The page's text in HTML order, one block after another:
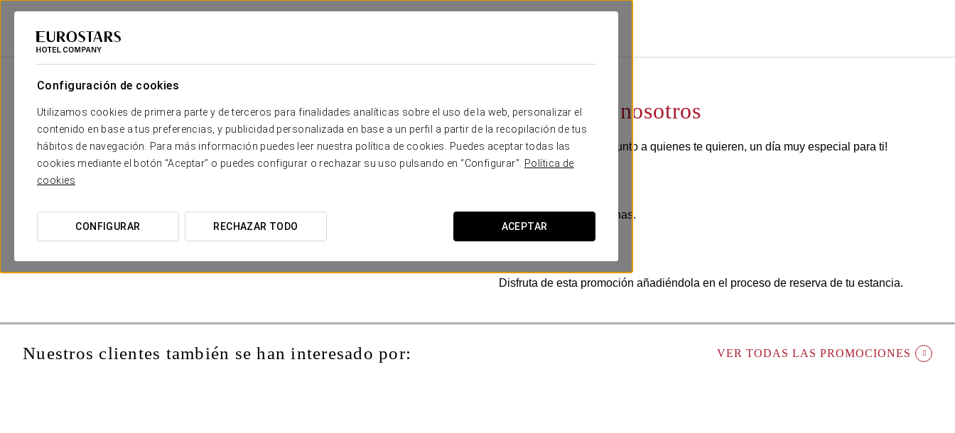
Configuración de cookies
Utilizamos cookies de primera parte y de terceros para finalidades analíticas sobre el uso de la web, personalizar el
contenido en base a tus preferencias, y publicidad personalizada en base a un perfil a partir de la recopilación de tus
hábitos de navegación. Para más información puedes leer nuestra política de cookies. Puedes aceptar todas las
cookies mediante el botón “Aceptar” o puedes configurar o rechazar su uso pulsando en “Configurar”.
Política de
cookies
CONFIGURAR RECHAZAR TODO ACEPTAR
Eurostars Hotel Company
Celebra con nosotros
¡Celebra con nosotros junto a quienes te quieren, un día muy especial para ti!
- Tarta para 2 o 3 personas.
- Botella de agua.
Disfruta de esta promoción añadiéndola en el proceso de reserva de tu estancia.
Nuestros clientes también se han interesado por: VER TODAS LAS PROMOCIONES